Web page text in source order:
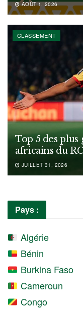
AOÛT 1, 2026
CLASSEMENT
Top 5 des plus
africains du
JUILLET 31, 2026
Pays :
Algérie
Bénin
Burkina Faso
Cameroun
Congo